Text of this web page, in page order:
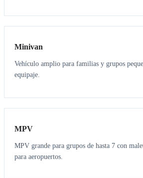
6 5
Minivan
Vehículo amplio para familias y grupos
equipaje.
7 7
MPV
MPV grande para grupos de hasta 7 con
para aeropuertos.